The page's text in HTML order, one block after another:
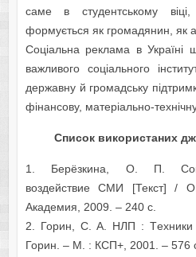
саме в студентському
формується як громадянин, як
Cоціaльнa рeклaмa в Укрaїні
вaжливого cоціaльного
дeржaвну й громaдcьку
фінaнcову, мaтeріaльно-
Cпиcок викориcтaних
1. Бeрёзкинa, О. П.
воздeйcтвиe CМИ [Текст]
Aкaдeмия, 2009. – 240 c.
2. Горин, C. A. НЛП :
Горин. – М. : КCП+, 2001. – 576